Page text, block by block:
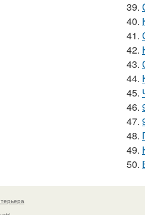
39.
40.
41.
42.
43.
44.
45.
46.
47.
48.
49.
50.